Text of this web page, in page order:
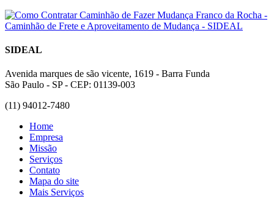
SIDEAL
Avenida marques de são vicente, 1619 - Barra Funda
São Paulo - SP - CEP: 01139-003
(11) 94012-7480
Home
Empresa
Missão
Serviços
Contato
Mapa do site
Mais Serviços